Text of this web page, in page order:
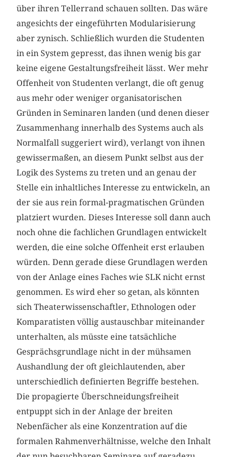
über ihren Tellerrand schauen sollten. Das wäre
angesichts der eingeführten Modularisierung
aber zynisch. Schließlich wurden die Studenten
in ein System gepresst, das ihnen wenig bis gar
keine eigene Gestaltungsfreiheit lässt. Wer mehr
Offenheit von Studenten verlangt, die oft genug
aus mehr oder weniger organisatorischen
Gründen in Seminaren landen (und denen dieser
Zusammenhang innerhalb des Systems auch als
Normalfall suggeriert wird), verlangt von ihnen
gewissermaßen, an diesem Punkt selbst aus der
Logik des Systems zu treten und an genau der
Stelle ein inhaltliches Interesse zu entwickeln, an
der sie aus rein formal-pragmatischen Gründen
platziert wurden. Dieses Interesse soll dann auch
noch ohne die fachlichen Grundlagen entwickelt
werden, die eine solche Offenheit erst erlauben
würden. Denn gerade diese Grundlagen werden
von der Anlage eines Faches wie SLK nicht ernst
genommen. Es wird eher so getan, als könnten
sich Theaterwissenschaftler, Ethnologen oder
Komparatisten völlig austauschbar miteinander
unterhalten, als müsste eine tatsächliche
Gesprächsgrundlage nicht in der mühsamen
Aushandlung der oft gleichlautenden, aber
unterschiedlich definierten Begriffe bestehen.
Die propagierte Überschneidungsfreiheit
entpuppt sich in der Anlage der breiten
Nebenfächer als eine Konzentration auf die
formalen Rahmenverhältnisse, welche den Inhalt